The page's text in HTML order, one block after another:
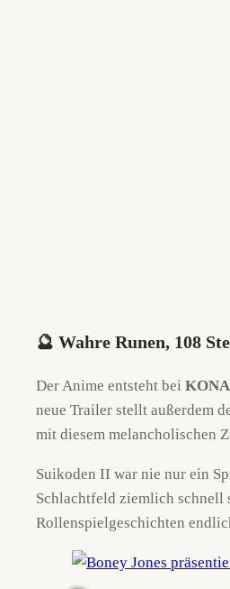
🔮 Wahre Runen, 108
Der Anime entsteht bei
neue Trailer stellt außerdem
mit diesem melancholischen
Suikoden II war nie nur ein
Schlachtfeld ziemlich schnell
Rollenspielgeschichten